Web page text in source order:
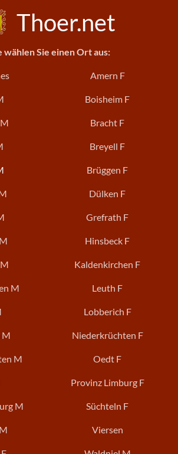
Thoer.net
wählen Sie einen Ort aus:
Amern F
Boisheim F
Bracht F
Breyell F
Brüggen F
Dülken F
Grefrath F
Hinsbeck F
Kaldenkirchen F
M Leuth F
Lobberich F
M Niederkrüchten F
M Oedt F
Provinz Limburg F
M Süchteln F
Viersen